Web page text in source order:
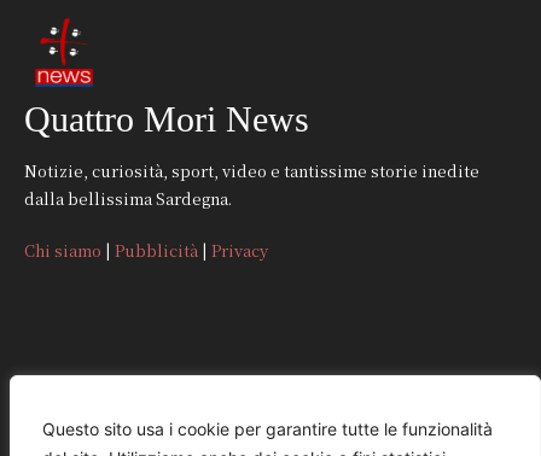
Questo sito usa i cookie per garantire tutte le funzionalità
Quattro Mori News
Notizie, curiosità, sport, video e tantissime storie inedite
dalla bellissima Sardegna.
Chi siamo | Pubblicità | Privacy
CONTATTI